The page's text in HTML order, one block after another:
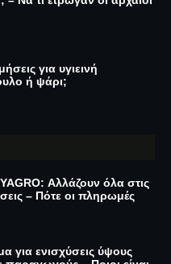
για υγιεινή
ή ψάρι;
Αλλάζουν όλα στις
– Πότε οι πληρωμές
για ενισχύσεις ύψους